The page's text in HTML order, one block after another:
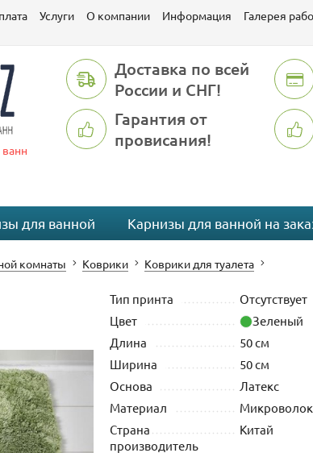
Услуги О компании Информация Галерея
Доставка по всей
России и СНГ!
Гарантия от
провисания!
для ванной Карнизы для ванной на
комнаты Коврики Коврики для туалета
Тип принта
Отсутствует
Цвет
Зеленый
Длина
50 см
Ширина
50 см
Основа
Латекс
Материал
Страна
производитель
Китай